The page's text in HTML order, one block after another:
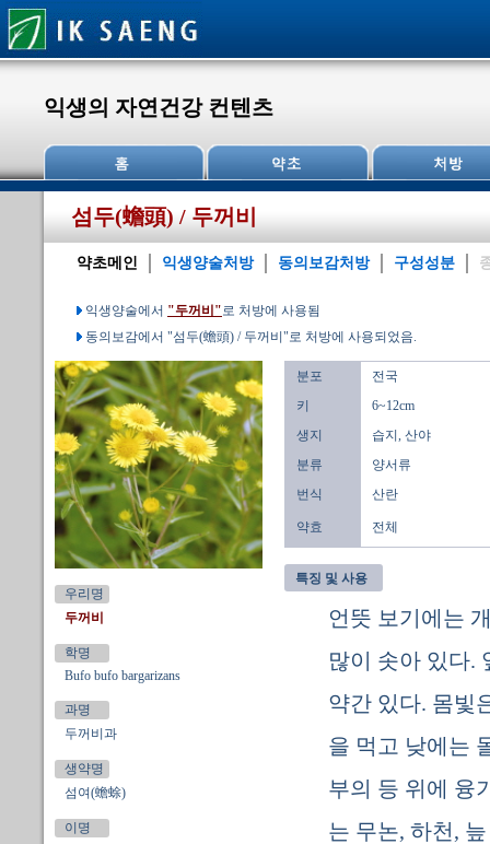
익생의 자연건강 컨텐츠
섬두(蟾頭) / 두꺼비
약초메인 익생양술처방 동의보감처방 구성성분
익생양술에서 "두꺼비"로 처방에 사용됨
동의보감에서 "섬두(蟾頭) / 두꺼비"로 처방에 사용되었음.
우리명
두꺼비
학명
Bufo bufo bargarizans
과명
두꺼비과
생약명
섬여(蟾蜍)
이명
분포
전국
키
6~12cm
생지
습지, 산야
분류
양서류
번식
산란
약효 전체
특징 및 사용
언뜻 보기에는
많이 솟아 있다.
약간 있다. 몸빛
을 먹고 낮에는
부의 등 위에 융
는 무논, 하천,